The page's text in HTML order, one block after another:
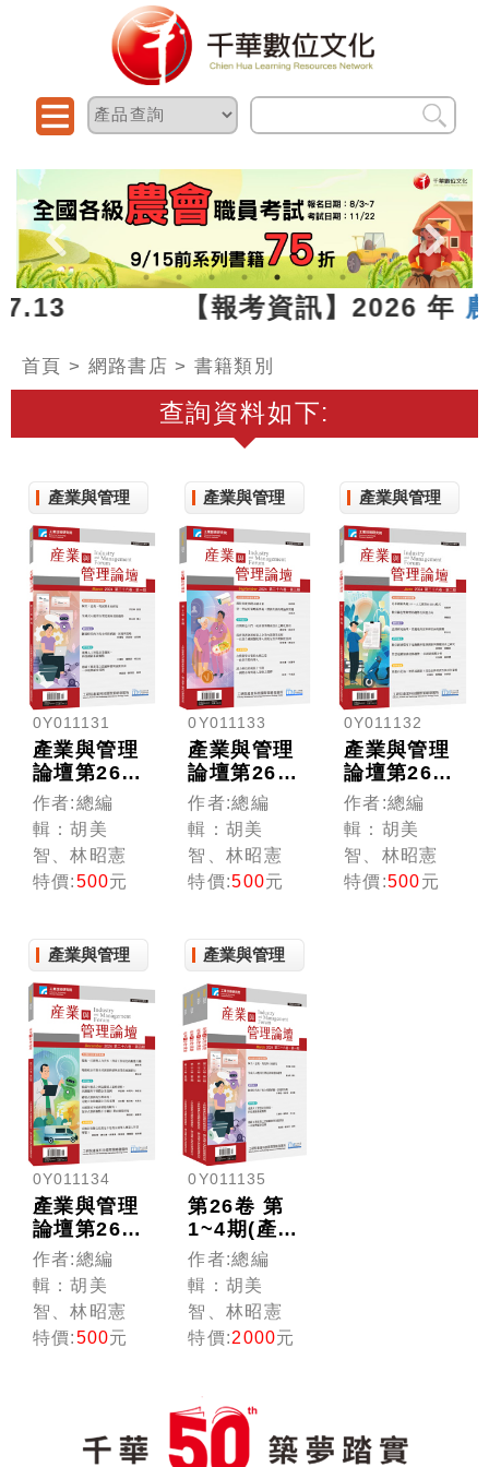
【報考資訊】2026 年
首頁 > 網路書店 > 書籍類別
查詢資料如下:
產業與管理
0Y011131
產業與管理
論壇第26卷
第1期
作者:總編
輯：胡美
智、林昭憲
特價:500元
產業與管理
0Y011133
產業與管理
論壇第26卷
第3期
作者:總編
輯：胡美
智、林昭憲
特價:500元
產業與管理
0Y011132
產業與管理
論壇第26卷
第2期
作者:總編
輯：胡美
智、林昭憲
特價:500元
產業與管理
0Y011134
產業與管理
論壇第26卷
第4期
作者:總編
輯：胡美
智、林昭憲
特價:500元
產業與管理
0Y011135
第26卷 第
1~4期(產業
與管理論
壇)
作者:總編
輯：胡美
智、林昭憲
特價:2000元